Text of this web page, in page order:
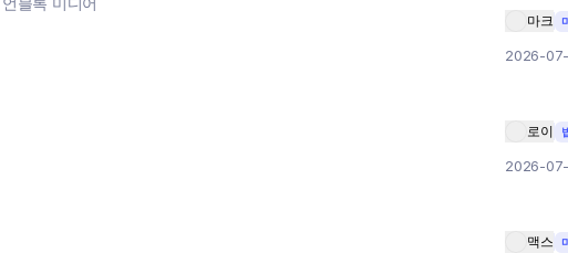
마크
2026-07-
로이
2026-07-
맥스